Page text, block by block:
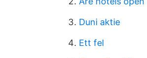
Duni aktie
Ett fel